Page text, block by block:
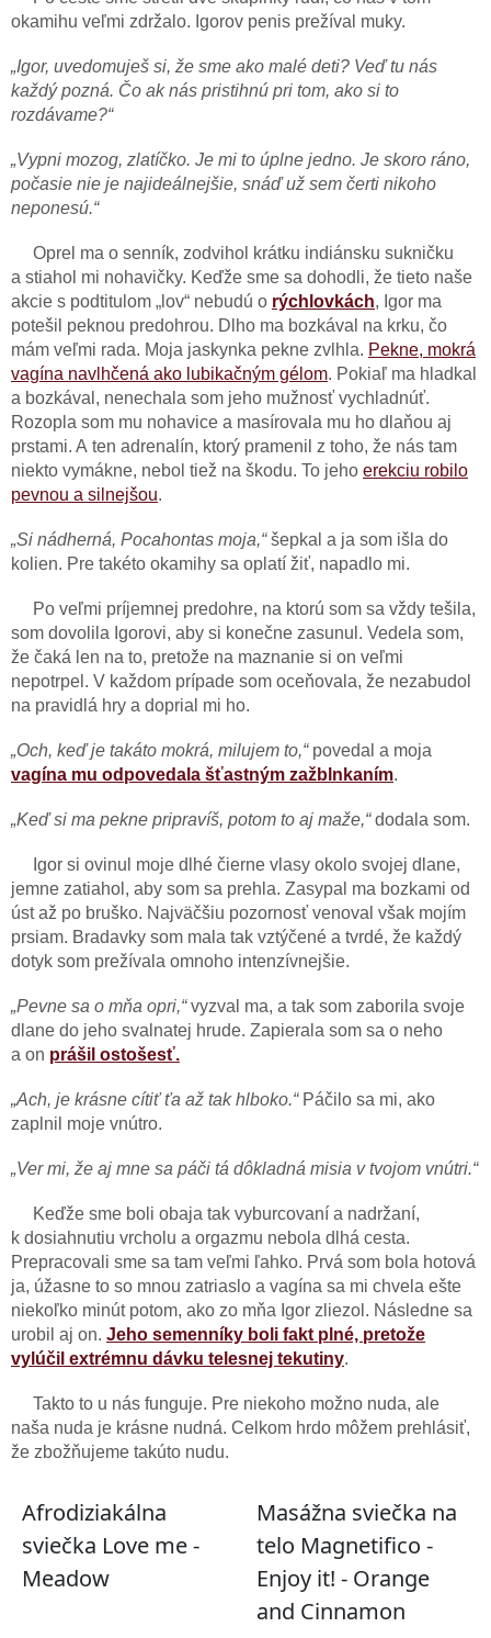
okamihu veľmi zdržalo. Igorov penis prežíval muky.
„Igor, uvedomuješ si, že sme ako malé deti? Veď tu nás
každý pozná. Čo ak nás pristihnú pri tom, ako si to
rozdávame?“
„Vypni mozog, zlatíčko. Je mi to úplne jedno. Je skoro ráno,
počasie nie je najideálnejšie, snáď už sem čerti nikoho
neponesú.“
Oprel ma o senník, zodvihol krátku indiánsku sukničku
a stiahol mi nohavičky. Keďže sme sa dohodli, že tieto naše
akcie s podtitulom „lov“ nebudú o rýchlovkách, Igor ma
potešil peknou predohrou. Dlho ma bozkával na krku, čo
mám veľmi rada. Moja jaskynka pekne zvlhla. Pekne, mokrá
vagína navlhčená ako lubikačným gélom. Pokiaľ ma hladkal
a bozkával, nenechala som jeho mužnosť vychladnúť.
Rozopla som mu nohavice a masírovala mu ho dlaňou aj
prstami. A ten adrenalín, ktorý pramenil z toho, že nás tam
niekto vymákne, nebol tiež na škodu. To jeho erekciu robilo
pevnou a silnejšou.
„Si nádherná, Pocahontas moja,“šepkal a ja som išla do
kolien. Pre takéto okamihy sa oplatí žiť, napadlo mi.
Po veľmi príjemnej predohre, na ktorú som sa vždy tešila,
som dovolila Igorovi, aby si konečne zasunul. Vedela som,
že čaká len na to, pretože na maznanie si on veľmi
nepotrpel. V každom prípade som oceňovala, že nezabudol
na pravidlá hry a doprial mi ho.
„Och, keď je takáto mokrá, milujem to,“povedal a moja
vagína mu odpovedala šťastným zažblnkaním.
„Keď si ma pekne pripravíš, potom to aj maže,“dodala som.
Igor si ovinul moje dlhé čierne vlasy okolo svojej dlane,
jemne zatiahol, aby som sa prehla. Zasypal ma bozkami od
úst až po bruško. Najväčšiu pozornosť venoval však mojím
prsiam. Bradavky som mala tak vztýčené a tvrdé, že každý
dotyk som prežívala omnoho intenzívnejšie.
„Pevne sa o mňa opri,“vyzval ma, a tak som zaborila svoje
dlane do jeho svalnatej hrude. Zapierala som sa o neho
a on prášil ostošesť.
„Ach, je krásne cítiť ťa až tak hlboko.“Páčilo sa mi, ako
zaplnil moje vnútro.
„Ver mi, že aj mne sa páči tá dôkladná misia v tvojom vnútri.“
Keďže sme boli obaja tak vyburcovaní a nadržaní,
k dosiahnutiu vrcholu a orgazmu nebola dlhá cesta.
Prepracovali sme sa tam veľmi ľahko. Prvá som bola hotová
ja, úžasne to so mnou zatriaslo a vagína sa mi chvela ešte
niekoľko minút potom, ako zo mňa Igor zliezol. Následne sa
urobil aj on. Jeho semenníky boli fakt plné, pretože
vylúčil extrémnu dávku telesnej tekutiny.
Takto to u nás funguje. Pre niekoho možno nuda, ale
naša nuda je krásne nudná. Celkom hrdo môžem prehlásiť,
že zbožňujeme takúto nudu.